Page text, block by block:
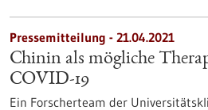
Pressemitteilung - 21.04.2021
Chinin als mögliche
COVID-19
Ein Forscherteam der